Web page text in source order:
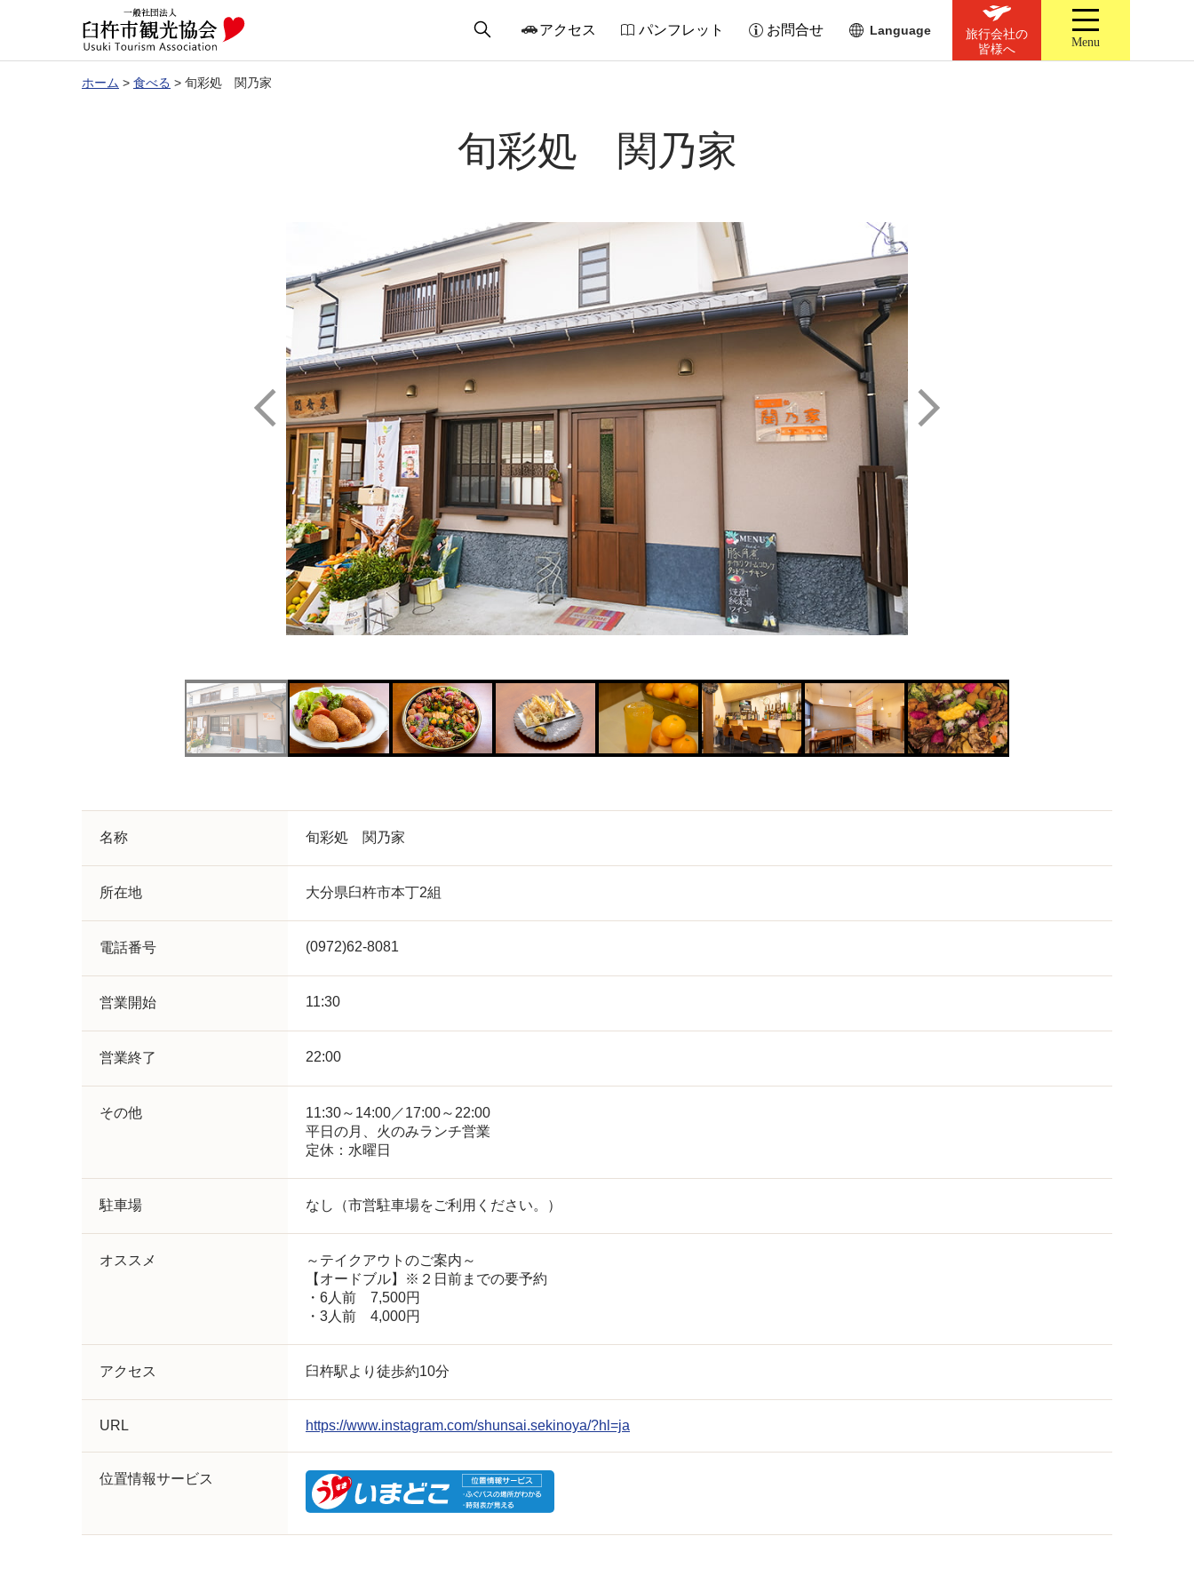
アクセス パンフレット お問合せ Language
旅行会社の
皆様へ
Menu
ホーム > 食べる > 旬彩処 関乃家
旬彩処 関乃家
名称 旬彩処 関乃家
所在地 大分県臼杵市本丁2組
電話番号 (0972)62-8081
営業開始 11:30
営業終了 22:00
その他
11:30～14:00／17:00～22:00
平日の月、火のみランチ営業
定休：水曜日
駐車場 なし（市営駐車場をご利用ください。）
オススメ
～テイクアウトのご案内～
【オードブル】※２日前までの要予約
・6人前 7,500円
・3人前 4,000円
アクセス 臼杵駅より徒歩約10分
URL https://www.instagram.com/shunsai.sekinoya/?hl=ja
位置情報サービス